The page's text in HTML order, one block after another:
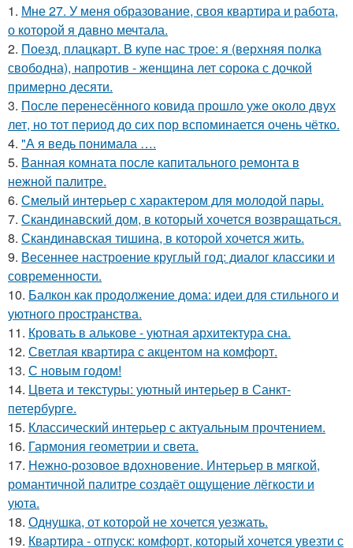
1. Мне 27. У меня образование, своя квартира и работа,
о которой я давно мечтала.
2. Поезд, плацкарт. В купе нас трое: я (верхняя полка
свободна), напротив - женщина лет сорока с дочкой
примерно десяти.
3. После перенесённого ковида прошло уже около двух
лет, но тот период до сих пор вспоминается очень чётко.
4. "А я ведь понимала ….
5. Ванная комната после капитального ремонта в
нежной палитре.
6. Смелый интерьер с характером для молодой пары.
7. Скандинавский дом, в который хочется возвращаться.
8. Скандинавская тишина, в которой хочется жить.
9. Весеннее настроение круглый год: диалог классики и
современности.
10. Балкон как продолжение дома: идеи для стильного и
уютного пространства.
11. Кровать в алькове - уютная архитектура сна.
12. Светлая квартира с акцентом на комфорт.
13. С новым годом!
14. Цвета и текстуры: уютный интерьер в Санкт-
петербурге.
15. Классический интерьер с актуальным прочтением.
16. Гармония геометрии и света.
17. Нежно-розовое вдохновение. Интерьер в мягкой,
романтичной палитре создаёт ощущение лёгкости и
уюта.
18. Однушка, от которой не хочется уезжать.
19. Квартира - отпуск: комфорт, который хочется увезти с